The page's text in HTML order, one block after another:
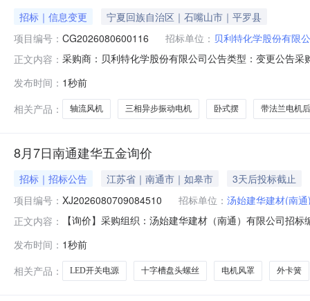
招标｜信息变更
宁夏回族自治区｜石嘴山市｜平罗县
项目编号： CG2026080600116 招标单位： 贝利特化学股份有限
正文内容： 采购商：贝利特化学股份有限公司公告类型：变更公告
径：75mm个3电机皮带轮φ300*55加厚，附图个4链条
发布时间： 1秒前
相关产品：
轴流风机 三相异步振动电机 卧式摆 带法兰电机
8月7日南通建华五金询价
招标｜招标公告 江苏省｜南通市｜如皋市
3天后投标截止
项目编号： XJ2026080709084510 招标单位： 汤始建华建材(南
正文内容：
【询价】采购组织：汤始建华建材（南通）有限公司招
标油漆*白色15.0千克购买前联系询价开孔器*Φ25*扩孔
发布时间： 1秒前
相关产品：
LED开关电源 十字槽盘头螺丝 电机风罩 外卡簧